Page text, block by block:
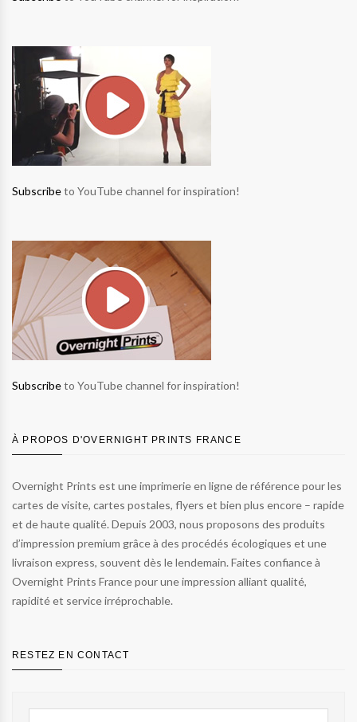
Subscribeto YouTube channel for inspiration!
Subscribeto YouTube channel for inspiration!
À PROPOS D'OVERNIGHT PRINTS FRANCE
Overnight Prints est une imprimerie en ligne de référence pour les
cartes de visite, cartes postales, flyers et bien plus encore – rapide
et de haute qualité. Depuis 2003, nous proposons des produits
d’impression premium grâce à des procédés écologiques et une
livraison express, souvent dès le lendemain. Faites confiance à
Overnight Prints France pour une impression alliant qualité,
rapidité et service irréprochable.
RESTEZ EN CONTACT